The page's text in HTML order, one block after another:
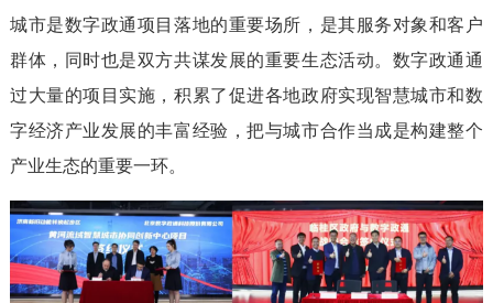
城市是数字政通项目落地的重要场所，是其服务对象和客户
群体，同时也是双方共谋发展的重要生态活动。数字政通通
过大量的项目实施，积累了促进各地政府实现智慧城市和数
字经济产业发展的丰富经验，把与城市合作当成是构建整个
产业生态的重要一环。